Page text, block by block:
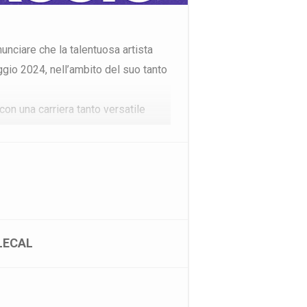
che la talentuosa artista
2024, nell’ambito del suo tanto
una carriera tanto versatile
ore 21 presso il Teatro